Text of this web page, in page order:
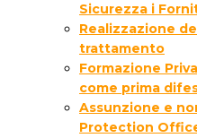
Sicurezza i
Realizzazione
trattamento
Formazione
come prima
Assunzione e
Protection